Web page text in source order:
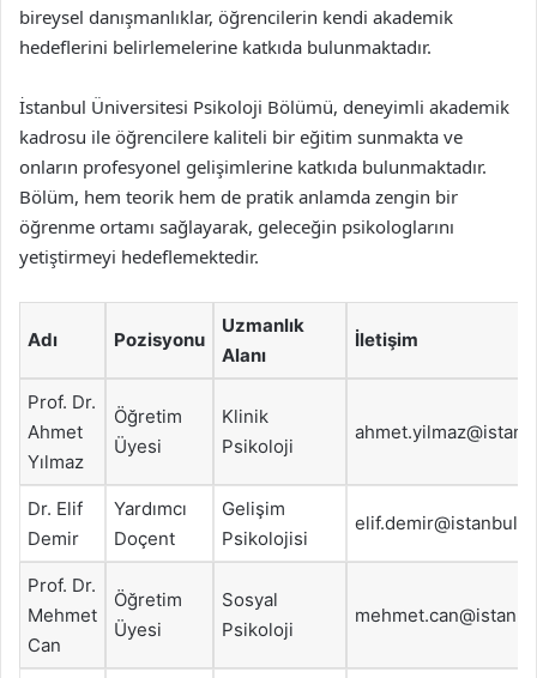
bireysel danışmanlıklar, öğrencilerin kendi akademik
hedeflerini belirlemelerine katkıda bulunmaktadır.
İstanbul Üniversitesi Psikoloji Bölümü, deneyimli akademik
kadrosu ile öğrencilere kaliteli bir eğitim sunmakta ve
onların profesyonel gelişimlerine katkıda bulunmaktadır.
Bölüm, hem teorik hem de pratik anlamda zengin bir
öğrenme ortamı sağlayarak, geleceğin psikologlarını
yetiştirmeyi hedeflemektedir.
Adı Pozisyonu
Uzmanlık
Alanı
İletişim
Prof. Dr.
Ahmet
Yılmaz
Öğretim
Üyesi
Klinik
Psikoloji
Dr. Elif
Demir
Yardımcı
Doçent
Gelişim
Psikolojisi
Prof. Dr.
Mehmet
Can
Öğretim
Üyesi
Sosyal
Psikoloji